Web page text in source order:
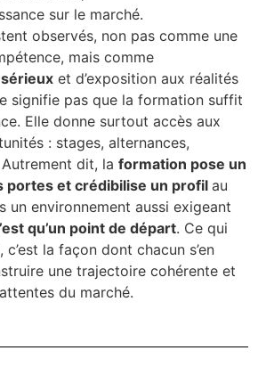
sur le marché.
observés, non pas comme une
mais comme
et d’exposition aux réalités
signifie pas que la formation suffit
Elle donne surtout accès aux
: stages, alternances,
dit, la formation pose un
portes et crédibilise un profil au
un environnement aussi exigeant
qu’un point de départ. Ce qui
la façon dont chacun s’en
une trajectoire cohérente et
du marché.